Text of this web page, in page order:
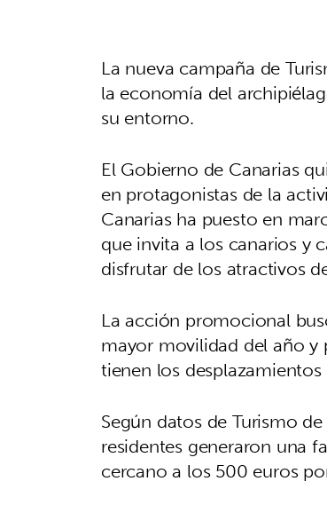
La nueva campaña de
la economía del
su entorno.
El Gobierno de Canarias
en protagonistas de la
Canarias ha puesto en
que invita a los canarios y
disfrutar de los atractivos
La acción promocional
mayor movilidad del año
tienen los
Según datos de Turismo
residentes generaron una
cercano a los 500 euros